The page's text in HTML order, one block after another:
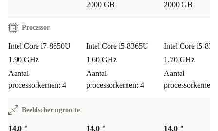
2000 GB
2000 GB
Processor
Intel Core i7-8650U
1.90 GHz
Aantal
processorkernen: 4
Intel Core i5-8365U
1.60 GHz
Aantal
processorkernen: 4
Intel Core i5-
1.70 GHz
Aantal
processorkernen:
Beeldschermgrootte
14.0 " 14.0 " 14.0 "